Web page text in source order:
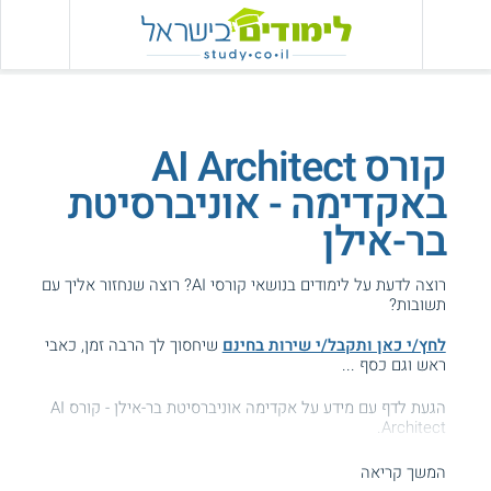
קורס AI Architect
באקדימה - אוניברסיטת
בר-אילן
רוצה לדעת על לימודים בנושאי קורסי AI? רוצה שנחזור אליך עם
תשובות?
לחץ/י כאן ותקבל/י שירות בחינם שיחסוך לך הרבה זמן, כאבי
ראש וגם כסף ...
הגעת לדף עם מידע על אקדימה אוניברסיטת בר-אילן - קורס AI
Architect.
המידע באתר הועיל ל87% מהגולשים.המשך קריאה